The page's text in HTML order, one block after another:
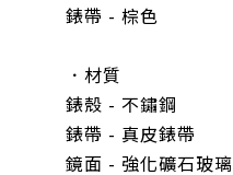
錶帶 - 棕色
．材質
錶殼 - 不鏽鋼
錶帶 - 真皮錶帶
鏡面 - 強化礦石玻璃